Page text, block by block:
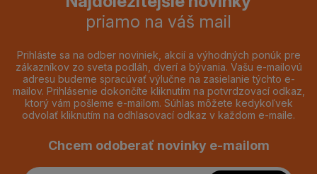
priamo na váš mail
Prihláste sa na odber noviniek, akcií a výhodných ponúk pre
zákazníkov zo sveta podláh, dverí a bývania. Vašu e-mailovú
adresu budeme spracúvať výlučne na zasielanie týchto e-
mailov. Prihlásenie dokončíte kliknutím na potvrdzovací odkaz,
ktorý vám pošleme e-mailom. Súhlas môžete kedykoľvek
odvolať kliknutím na odhlasovací odkaz v každom e-maile.
Chcem odoberať novinky e-mailom